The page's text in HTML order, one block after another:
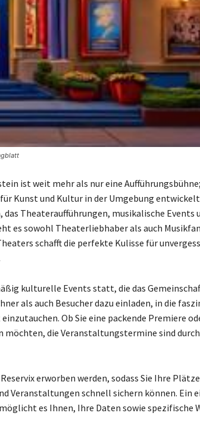
ist weit mehr als nur eine
Kunst und Kultur in der Umgebung
Theateraufführungen, musikalische Events
es sowohl Theaterliebhaber als auch
schafft die perfekte Kulisse für
kulturelle Events statt, die das
als auch Besucher dazu einladen, in die
Ob Sie eine packende Premiere
möchten, die Veranstaltungstermine sind
erworben werden, sodass Sie Ihre
Veranstaltungen schnell sichern können. Ein
es Ihnen, Ihre Daten sowie spezifische